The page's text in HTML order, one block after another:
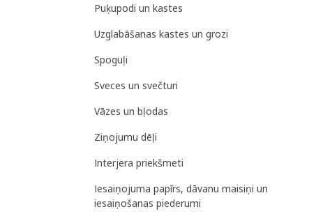
Puķupodi un kastes
Uzglabāšanas kastes un grozi
Spoguļi
Sveces un svečturi
Vāzes un bļodas
Ziņojumu dēļi
Interjera priekšmeti
Iesaiņojuma papīrs, dāvanu maisiņi un
iesaiņošanas piederumi